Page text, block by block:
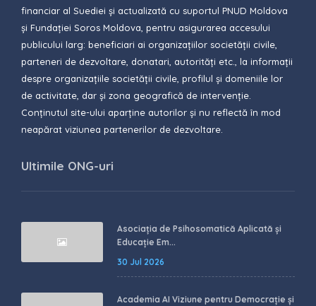
financiar al Suediei și actualizată cu suportul PNUD Moldova
și Fundației Soros Moldova, pentru asigurarea accesului
publicului larg: beneficiari ai organizațiilor societății civile,
parteneri de dezvoltare, donatari, autorități etc., la informații
despre organizațiile societății civile, profilul și domeniile lor
de activitate, dar și zona geografică de intervenție.
Conținutul site-ului aparține autorilor și nu reflectă în mod
neapărat viziunea partenerilor de dezvoltare.
Ultimile ONG-uri
Asociația de Psihosomatică Aplicată și
Educație Em...
30 Jul 2026
Academia AI Viziune pentru Democrație și